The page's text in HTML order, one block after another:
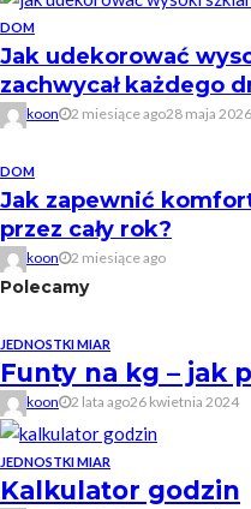
DOM
Jak udekorować
zachwycał każdego
koon 2 miesiące ago28 maja 2026
DOM
Jak zapewnić
przez cały rok?
koon 2 miesiące ago
Polecamy
JEDNOSTKI MIAR
Funty na kg – jak
koon 2 lata ago26 kwietnia 2024
JEDNOSTKI MIAR
Kalkulator godzin